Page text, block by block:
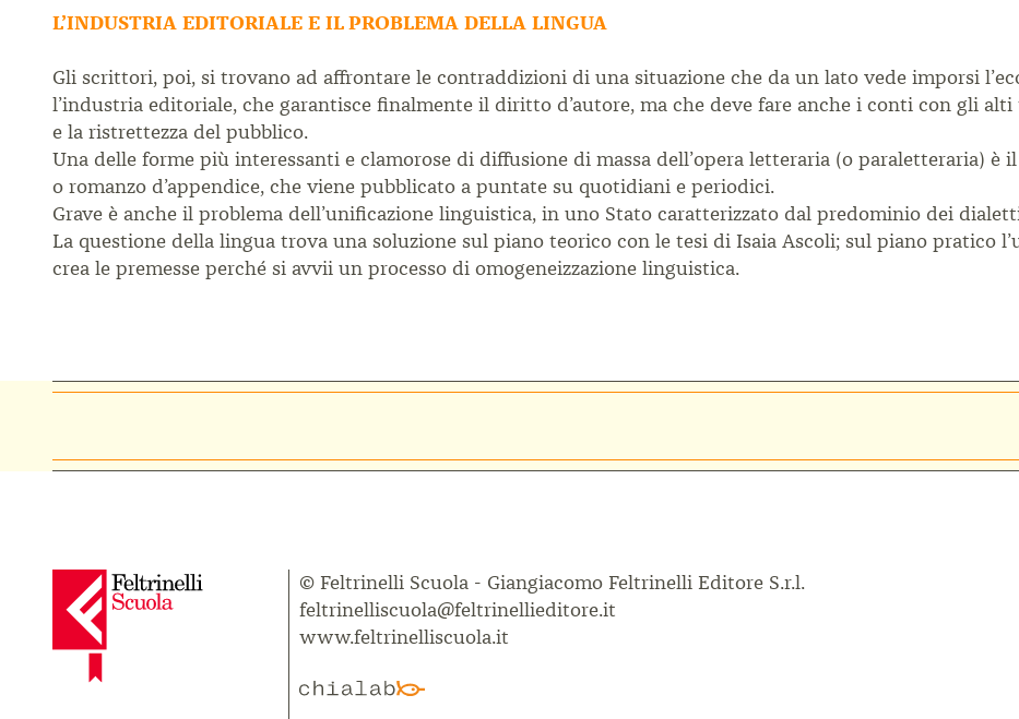
L’INDUSTRIA EDITORIALE E IL PROBLEMA DELLA LINGUA
Gli scrittori, poi, si trovano ad affrontare le contraddizioni di una situazione che da un lato vede imporsi
l’industria editoriale, che garantisce finalmente il diritto d’autore, ma che deve fare anche i conti con gli
e la ristrettezza del pubblico.
Una delle forme più interessanti e clamorose di diffusione di massa dell’opera letteraria (o paraletteraria) è
o romanzo d’appendice, che viene pubblicato a puntate su quotidiani e periodici.
Grave è anche il problema dell’unificazione linguistica, in uno Stato caratterizzato dal predominio dei
La questione della lingua trova una soluzione sul piano teorico con le tesi di Isaia Ascoli; sul piano pratico
crea le premesse perché si avvii un processo di omogeneizzazione linguistica.
© Feltrinelli Scuola - Giangiacomo Feltrinelli Editore S.r.l.
feltrinelliscuola@feltrinellieditore.it
www.feltrinelliscuola.it